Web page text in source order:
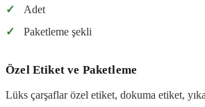
✓
Adet
✓
Paketleme şekli
Özel Etiket ve Paketleme
Lüks çarşaflar özel etiket, dokuma etiket,